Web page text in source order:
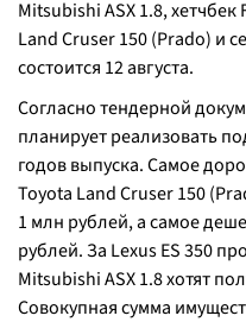
Mitsubishi ASX 1.8,
Land Cruser 150 (Prado) и
состоится 12 августа.
Согласно тендерной
планирует реализовать
годов выпуска. Самое
Toyota Land Cruser 150
1 млн рублей, а самое
рублей. За Lexus ES 350
Mitsubishi ASX 1.8 хотят
Совокупная сумма